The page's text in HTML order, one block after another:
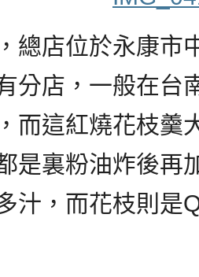
總店位於永康市
分店，一般在台
而這紅燒花枝羹
是裏粉油炸後再
汁，而花枝則是